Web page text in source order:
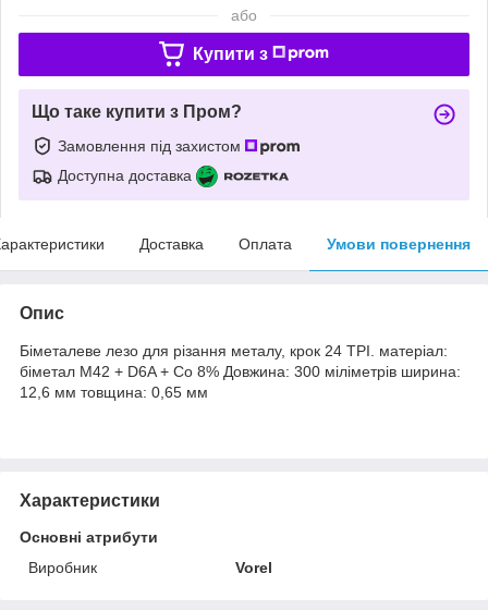
або
Купити з
Що таке купити з Пром?
Замовлення під захистом
Доступна доставка
Доставка Оплата Умови повернення
Опис
Біметалеве лезо для різання металу, крок 24 TPI. матеріал:
біметал M42 + D6A + Co 8% Довжина: 300 міліметрів ширина:
12,6 мм товщина: 0,65 мм
Характеристики
Основні атрибути
Виробник
Vorel